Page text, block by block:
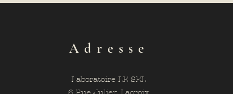
Adresse
Laboratoire LE SEL